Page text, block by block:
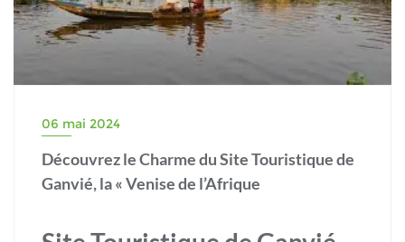
06 mai 2024
Découvrez le Charme du Site Touristique de
Ganvié, la « Venise de l’Afrique